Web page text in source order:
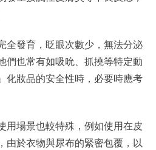
全發育，眨眼次數少，無法分泌
們也常有如吸吮、抓撓等特定動
化妝品的安全性時，必要時應考
用場景也較特殊，例如使用在皮
由於衣物與尿布的緊密包覆，以